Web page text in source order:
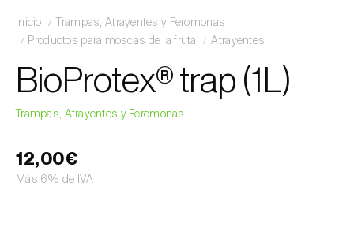
Inicio
Trampas, Atrayentes y Feromonas
Productos para moscas de la fruta
Atrayentes
BioProtex® trap (1L)
Trampas, Atrayentes y Feromonas
12,00€
Más 6% de IVA